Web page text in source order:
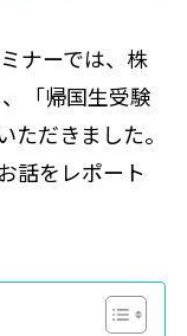
ナーでは、株
「帰国生受験
ただきました。
話をレポート